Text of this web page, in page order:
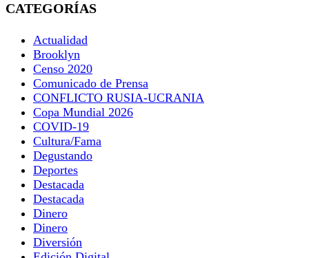
CATEGORÍAS
Actualidad
Brooklyn
Censo 2020
Comunicado de Prensa
CONFLICTO RUSIA-UCRANIA
Copa Mundial 2026
COVID-19
Cultura/Fama
Degustando
Deportes
Destacada
Destacada
Dinero
Dinero
Diversión